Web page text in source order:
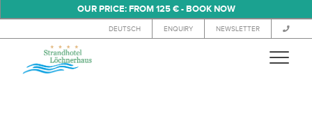
OUR PRICE: FROM 125 € - BOOK NOW
DEUTSCH ENQUIRY NEWSLETTER
FROM 125 €